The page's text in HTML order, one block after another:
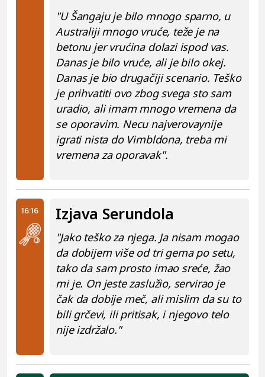
"U Šangaju je bilo mnogo sparno, u
Australiji mnogo vruće, teže je na
betonu jer vrućina dolazi ispod vas.
Danas je bilo vruće, ali je bilo okej.
Danas je bio drugačiji scenario. Teško
je prihvatiti ovo zbog svega sto sam
uradio, ali imam mnogo vremena da
se oporavim. Necu najverovaynije
igrati nista do Vimbldona, treba mi
vremena za oporavak".
16:16 Izjava Serundola
"Jako teško za njega. Ja nisam mogao
da dobijem više od tri gema po setu,
tako da sam prosto imao sreće, žao
mi je. On jeste zaslužio, servirao je
čak da dobije meč, ali mislim da su to
bili grčevi, ili pritisak, i njegovo telo
nije izdržalo."